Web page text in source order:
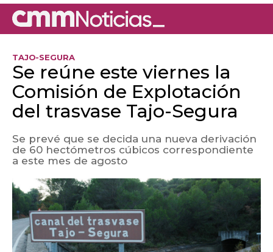
TAJO-SEGURA
Se reúne este viernes la
Comisión de Explotación
del trasvase Tajo-Segura
Se prevé que se decida una nueva derivación
de 60 hectómetros cúbicos correspondiente
a este mes de agosto